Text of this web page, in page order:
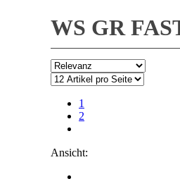
WS GR
1
2
Ansicht: